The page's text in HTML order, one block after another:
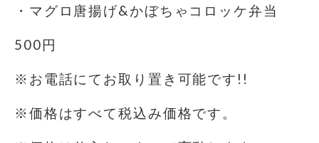
・マグロ唐揚げ&かぼちゃコロッケ弁当
500円
※お電話にてお取り置き可能です!!
※価格はすべて税込み価格です。